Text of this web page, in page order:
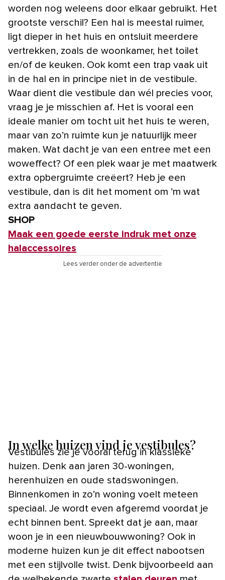
worden nog weleens door elkaar gebruikt. Het
grootste verschil? Een hal is meestal ruimer,
ligt dieper in het huis en ontsluit meerdere
vertrekken, zoals de woonkamer, het toilet
en/of de keuken. Ook komt een trap vaak uit
in de hal en in principe niet in de vestibule.
Waar dient die vestibule dan wél precies voor,
vraag je je misschien af. Het is vooral een
ideale manier om tocht uit het huis te weren,
maar van zo’n ruimte kun je natuurlijk meer
maken. Wat dacht je van een entree met een
woweffect? Of een plek waar je met maatwerk
extra opbergruimte creëert? Heb je een
vestibule, dan is dit het moment om ’m wat
extra aandacht te geven.
SHOP
Maak een goede eerste indruk met onze
halaccessoires
Lees verder onder de advertentie
In welke huizen vind je vestibules?
Vestibules zie je vooral terug in klassieke
huizen. Denk aan jaren 30-woningen,
herenhuizen en oude stadswoningen.
Binnenkomen in zo’n woning voelt meteen
speciaal. Je wordt even afgeremd voordat je
echt binnen bent. Spreekt dat je aan, maar
woon je in een nieuwbouwwoning? Ook in
moderne huizen kun je dit effect nabootsen
met een stijlvolle twist. Denk bijvoorbeeld aan